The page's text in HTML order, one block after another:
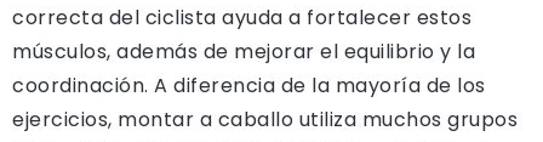
correcta del ciclista ayuda a fortalecer estos
músculos, además de mejorar el equilibrio y la
coordinación. A diferencia de la mayoría de los
ejercicios, montar a caballo utiliza muchos grupos